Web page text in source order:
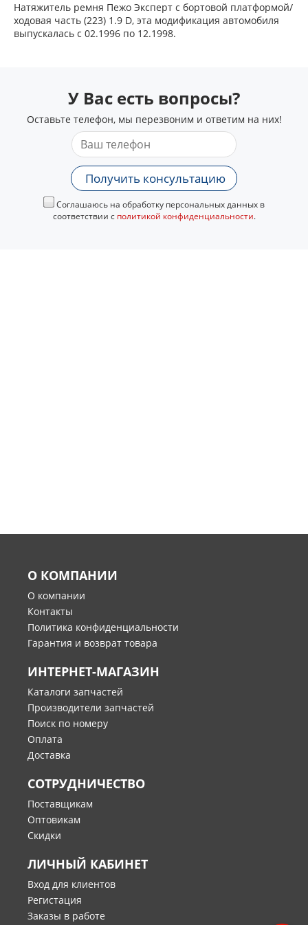
Натяжитель ремня Пежо Эксперт c бортовой платформой/
ходовая часть (223) 1.9 D, эта модификация автомобиля
выпускалась с 02.1996 по 12.1998.
У Вас есть вопросы?
Оставьте телефон, мы перезвоним и ответим на них!
Получить консультацию
Соглашаюсь на обработку персональных данных в
соответствии с политикой конфиденциальности.
О КОМПАНИИ
О компании
Контакты
Политика конфиденциальности
Гарантия и возврат товара
ИНТЕРНЕТ-МАГАЗИН
Каталоги запчастей
Производители запчастей
Поиск по номеру
Оплата
Доставка
СОТРУДНИЧЕСТВО
Поставщикам
Оптовикам
Скидки
ЛИЧНЫЙ КАБИНЕТ
Вход для клиентов
Регистация
Заказы в работе